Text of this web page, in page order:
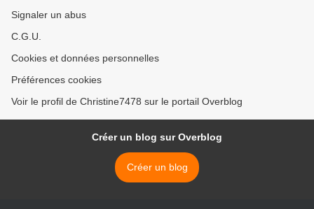
Signaler un abus
C.G.U.
Cookies et données personnelles
Préférences cookies
Voir le profil de Christine7478 sur le portail Overblog
Créer un blog sur Overblog
Créer un blog